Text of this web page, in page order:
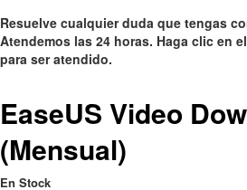
Resuelve cualquier duda que tengas
Atendemos las 24 horas. Haga clic en
para ser atendido.
EaseUS Video
(Mensual)
En Stock